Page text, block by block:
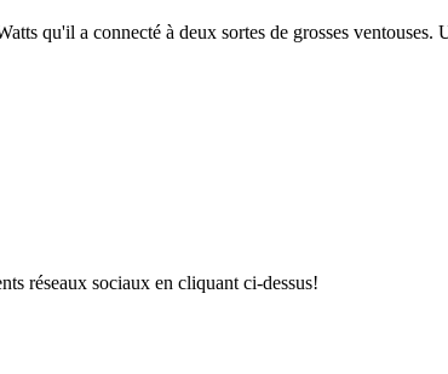
qu'il a connecté à deux sortes de grosses
réseaux sociaux en cliquant ci-dessus!